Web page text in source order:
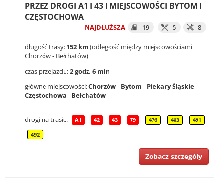
PRZEZ DROGI A1 I 43 I MIEJSCOWOŚCI BYTOM I
CZĘSTOCHOWA
NAJDŁUŻSZA 19 5 8
długość trasy: 152 km (odległość między miejscowościami
Chorzów - Bełchatów)
czas przejazdu:2 godz. 6 min
główne miejscowości:Chorzów- Bytom - Piekary Śląskie-
Częstochowa - Bełchatów
drogi na trasie: A1 42 43 79 476 483 491
492
Zobacz szczegóły